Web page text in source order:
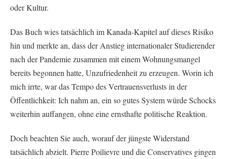
oder Kultur.
Das Buch wies tatsächlich im Kanada-Kapitel auf dieses Risiko
hin und merkte an, dass der Anstieg internationaler Studierender
nach der Pandemie zusammen mit einem Wohnungsmangel
bereits begonnen hatte, Unzufriedenheit zu erzeugen. Worin ich
mich irrte, war das Tempo des Vertrauensverlusts in der
Öffentlichkeit: Ich nahm an, ein so gutes System würde Schocks
weiterhin auffangen, ohne eine ernsthafte politische Reaktion.
Doch beachten Sie auch, worauf der jüngste Widerstand
tatsächlich abzielt. Pierre Poilievre und die Conservatives gingen